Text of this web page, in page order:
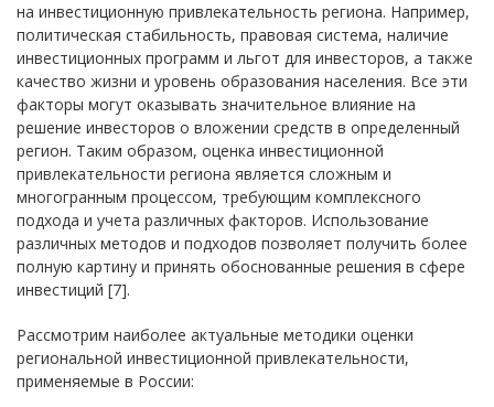
на инвестиционную привлекательность региона. Например,
политическая стабильность, правовая система, наличие
инвестиционных программ и льгот для инвесторов, а также
качество жизни и уровень образования населения. Все эти
факторы могут оказывать значительное влияние на
решение инвесторов о вложении средств в определенный
регион. Таким образом, оценка инвестиционной
привлекательности региона является сложным и
многогранным процессом, требующим комплексного
подхода и учета различных факторов. Использование
различных методов и подходов позволяет получить более
полную картину и принять обоснованные решения в сфере
инвестиций [7].
Рассмотрим наиболее актуальные методики оценки
региональной инвестиционной привлекательности,
применяемые в России: